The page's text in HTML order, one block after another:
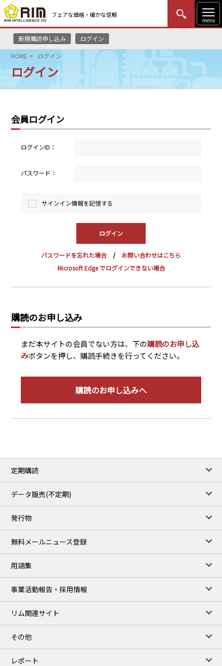
フェアな価格・確かな信頼
menu
新規購読申し込み ログイン
MENU
はじめての方
HOME
リムレポート
メソドロジー
研修・セミナー
採用情報
English Website
瑞姆亜太能源諮問(北京)
HOME ログイン
ログイン
会員ログイン
ログインID：
パスワード：
サインイン情報を記憶する
パスワードを忘れた場合
お問い合わせはこちら
Microsoft Edge でログインできない場合
購読のお申し込み
まだ本サイトの会員でない方は、下の購読のお申し込
みボタンを押し、購読手続きを行ってください。
購読のお申し込みへ
定期購読
データ販売(不定期)
発行物
無料メールニュース登録
用語集
事業活動報告・採用情報
リム関連サイト
その他
レポート